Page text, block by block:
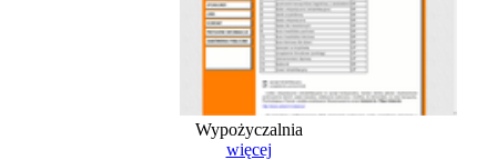
Wypożyczalnia
więcej